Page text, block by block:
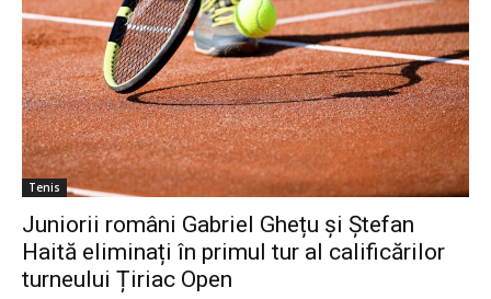
Tenis
Juniorii români Gabriel Ghețu și Ștefan
Haită eliminați în primul tur al calificărilor
turneului Țiriac Open